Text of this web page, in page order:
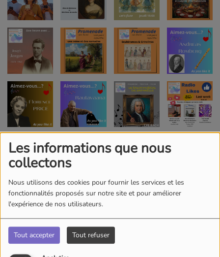
Les informations que nous
collectons
Nous utilisons des cookies pour fournir les services et les
fonctionnalités proposés sur notre site et pour améliorer
l'expérience de nos utilisateurs.
Tout accepter Tout refuser